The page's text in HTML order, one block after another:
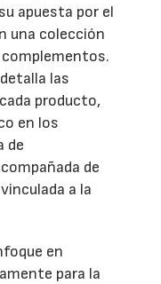
apuesta por el
una colección
las
producto,
en los
de
de
a la
en
para la